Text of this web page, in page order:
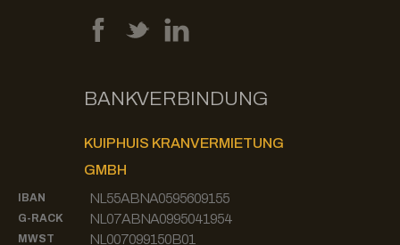
BANKVERBINDUNG
KUIPHUIS KRANVERMIETUNG
GMBH
IBAN NL55ABNA0595609155
G-RACK NL07ABNA0995041954
MWST NL007099150B01